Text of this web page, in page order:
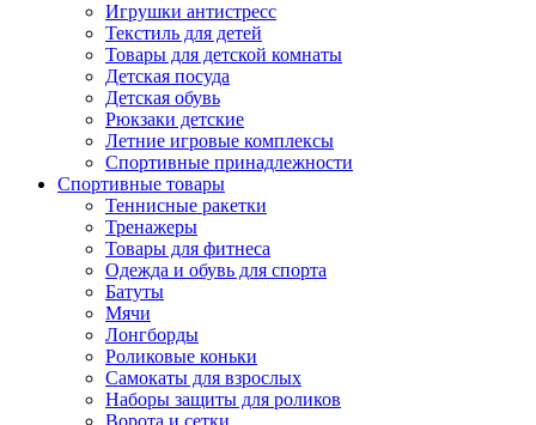
Игрушки антистресс
Текстиль для детей
Товары для детской комнаты
Детская посуда
Детская обувь
Рюкзаки детские
Летние игровые комплексы
Спортивные принадлежности
Спортивные товары
Теннисные ракетки
Тренажеры
Товары для фитнеса
Одежда и обувь для спорта
Батуты
Мячи
Лонгборды
Роликовые коньки
Самокаты для взрослых
Наборы защиты для роликов
Ворота и сетки